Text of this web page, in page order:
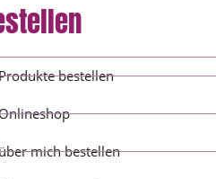
bestellen
mich bestellen